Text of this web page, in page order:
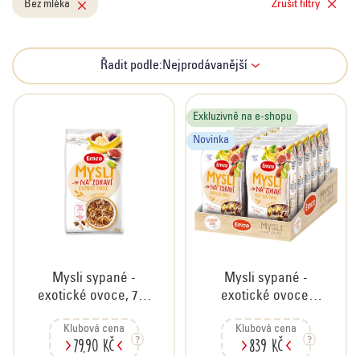
Ř
a
z
Řadit podle: Nejprodávanější
Bez mléka Zrušit filtry
d
k
t
ů
Mysli sypané -
exotické ovoce, 750
Klubová cena
79,90 Kč
Novinka
Exkluzivně na e-shopu
Mysli sypané -
exotické ovoce,
Klubová cena
839 Kč